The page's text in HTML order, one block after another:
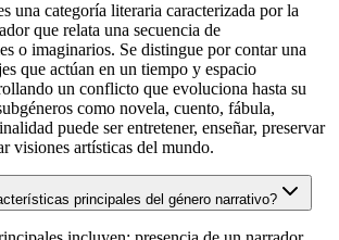
una categoría literaria caracterizada por la
que relata una secuencia de
o imaginarios. Se distingue por contar una
que actúan en un tiempo y espacio
un conflicto que evoluciona hasta su
como novela, cuento, fábula,
puede ser entretener, enseñar, preservar
visiones artísticas del mundo.
principales del género narrativo?